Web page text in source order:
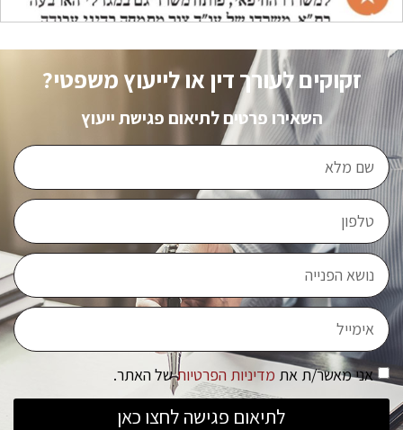
זקוקים לעורך דין או לייעוץ משפטי?
השאירו פרטים לתיאום פגישת ייעוץ
אני מאשר/ת את מדיניות הפרטיותשל האתר.
לתיאום פגישה לחצו כאן